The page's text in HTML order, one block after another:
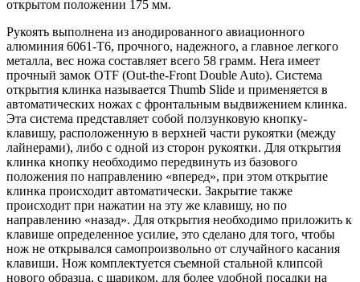
открытом положении 175 мм.
Рукоять выполнена из анодированного авиационного
алюминия 6061-T6, прочного, надежного, а главное легкого
металла, вес ножа составляет всего 58 грамм. Hera имеет
прочный замок OTF (Out-the-Front Double Auto). Система
открытия клинка называется Thumb Slide и применяется в
автоматических ножах с фронтальным выдвижением клинка.
Эта система представляет собой ползунковую кнопку-
клавишу, расположенную в верхней части рукоятки (между
лайнерами), либо с одной из сторон рукоятки. Для открытия
клинка кнопку необходимо передвинуть из базового
положения по направлению «вперед», при этом открытие
клинка происходит автоматически. Закрытие также
происходит при нажатии на эту же клавишу, но по
направлению «назад». Для открытия необходимо приложить к
клавише определенное усилие, это сделано для того, чтобы
нож не открывался самопроизвольно от случайного касания
клавиши. Нож комплектуется съемной стальной клипсой
нового образца, с шариком, для более удобной посадки на